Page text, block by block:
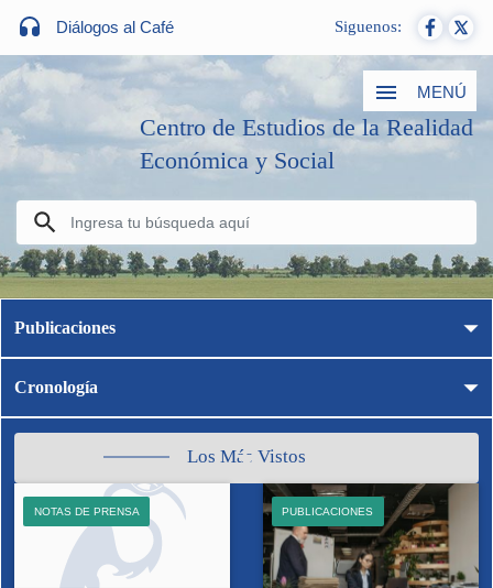
Diálogos al Café Siguenos:
MENÚ
Centro de Estudios de la Realidad
Económica y Social
Publicaciones
Cronología
Los Más Vistos
NOTAS DE PRENSA PUBLICACIONES